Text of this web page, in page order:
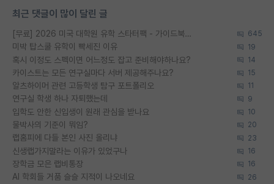
최근 댓글이 많이 달린 글
[무료] 2026 미국 대학원 유학 스타터팩 - 가이드북 & 합격자 컨택메일 템플릿 645
미박 탑스쿨 유학이 빡세진 이유 19
혹시 이정도 스펙이면 어느정도 잡고 준비해야하나요? 14
카이스트는 모든 연구실마다 서버 제공해주나요? 15
알츠하이머 관련 고등학생 탐구 포트폴리오 11
연구실 학생 하나 자퇴했는데 9
입학도 안한 신입생이 원래 관심을 받나요 10
물박사의 기준이 뭐임? 20
랩홈피에 다들 본인 사진 올리냐 23
신생랩가지말라는 이유가 있었구나 16
장학금 모은 랩비통장 16
AI 학회들 거품 슬슬 지적이 나오네요 26